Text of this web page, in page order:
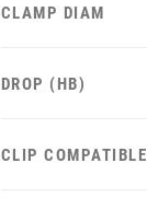
CLAMP DIAM
DROP (HB)
CLIP COMPATIBLE